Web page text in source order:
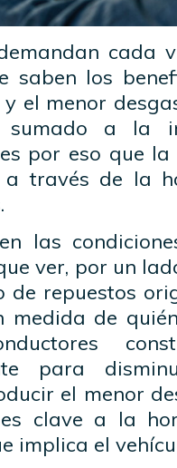
cada
saben los
el menor
sumado a la
por eso que
través de la
las
ver, por un
de repuestos
medida de
para
el menor
clave a la
implica el